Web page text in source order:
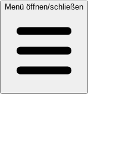
Menü öffnen/schließen